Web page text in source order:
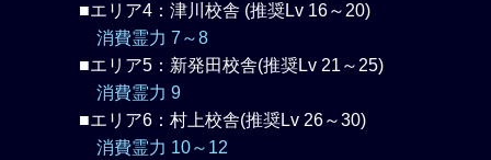
■エリア4：津川校舎 (推奨Lv 16～20)
消費霊力 7～8
■エリア5：新発田校舎(推奨Lv 21～25)
消費霊力 9
■エリア6：村上校舎(推奨Lv 26～30)
消費霊力 10～12